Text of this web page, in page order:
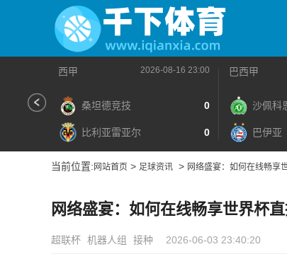
西甲 2026-08-16 23:00
桑坦德竞技 0
比利亚雷亚尔 0
巴西甲
沙佩科
巴伊亚
当前位置: 网站首页 > 足球资讯 > 网络盛宴：如何在线畅享
网络盛宴：如何在线畅享世界杯
超联杯 机器人组 接种 2026-06-03 23:40:20